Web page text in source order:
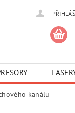
kanálu